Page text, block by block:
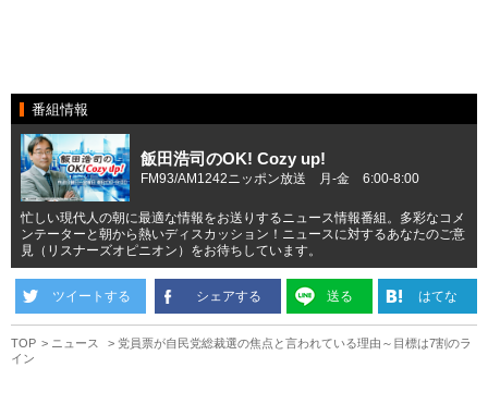
番組情報
飯田浩司のOK! Cozy up!
FM93/AM1242ニッポン放送 月-金 6:00-8:00
忙しい現代人の朝に最適な情報をお送りするニュース情報番組。多彩なコメ
ンテーターと朝から熱いディスカッション！ニュースに対するあなたのご意
見（リスナーズオピニオン）をお待ちしています。
ツイートする シェアする 送る はてな
TOP ニュース
党員票が自民党総裁選の焦点と言われている理由～目標は7割のラ
イン